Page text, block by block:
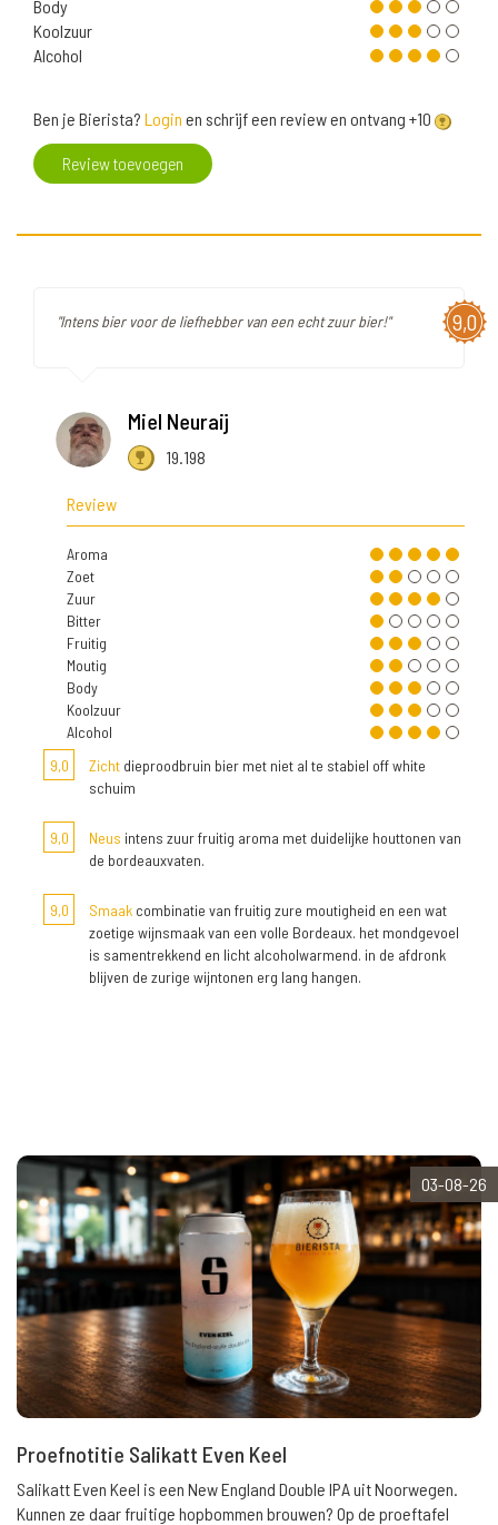
Body
Koolzuur
Alcohol
Ben je Bierista? Login en schrijf een review en ontvang +10
Review toevoegen
9,0
"Intens bier voor de liefhebber van een echt zuur bier!"
Miel Neuraij
19.198
Review
Aroma
Zoet
Zuur
Bitter
Fruitig
Moutig
Body
Koolzuur
Alcohol
9,0
Zicht dieproodbruin bier met niet al te stabiel off white
schuim
9,0 Neus intens zuur fruitig aroma met duidelijke houttonen van
de bordeauxvaten.
9,0 Smaak combinatie van fruitig zure moutigheid en een wat
zoetige wijnsmaak van een volle Bordeaux. het mondgevoel
is samentrekkend en licht alcoholwarmend. in de afdronk
blijven de zurige wijntonen erg lang hangen.
03-08-26
Proefnotitie Salikatt Even Keel
Salikatt Even Keel is een New England Double IPA uit Noorwegen.
Kunnen ze daar fruitige hopbommen brouwen? Op de proeftafel